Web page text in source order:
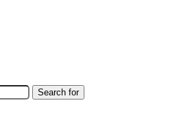
Search for